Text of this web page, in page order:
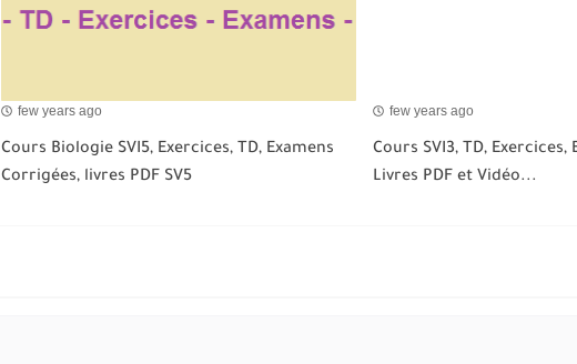
few years ago
Cours Biologie SVI5, Exercices, TD, Examens
Corrigées, livres PDF SV5
few years ago
Cours SVI3, TD,
Livres PDF et Vidéo...